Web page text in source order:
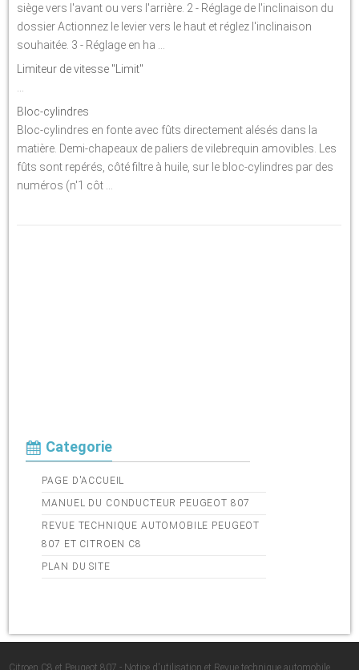
siège vers l'avant ou vers l'arrière. 2 - Réglage de l'inclinaison du
dossier Actionnez le levier vers le haut et réglez l'inclinaison
souhaitée. 3 - Réglage en ha ...
Limiteur de vitesse "Limit"
Bloc-cylindres
Bloc-cylindres en fonte avec fûts directement alésés dans la
matière. Demi-chapeaux de paliers de vilebrequin amovibles. Les
fûts sont repérés, côté filtre à huile, sur le bloc-cylindres par des
numéros (n'1 côt ...
Categorie
PAGE D'ACCUEIL
MANUEL DU CONDUCTEUR PEUGEOT 807
REVUE TECHNIQUE AUTOMOBILE PEUGEOT
807 ET CITROEN C8
PLAN DU SITE
Citroen C8 et Peugeot 807 - Notice d'utilisation et Revue technique automobile